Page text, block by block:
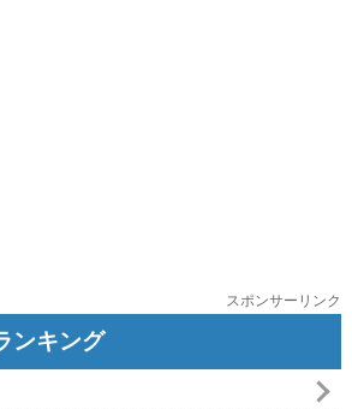
スポンサーリンク
ンキング